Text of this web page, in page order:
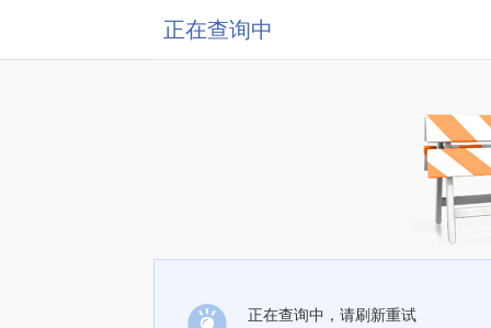
正在查询中
正在查询中，请刷新重试